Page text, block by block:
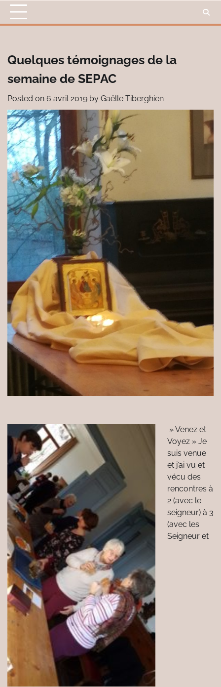
Skip
content
Quelques témoignages de la
semaine de SEPAC
Posted on 6 avril 2019 by Gaëlle Tiberghien
» Venez et
Voyez » Je
suis venue
et j’ai vu et
vécu des
rencontres à
2 (avec le
seigneur) à 3
(avec les
Seigneur et